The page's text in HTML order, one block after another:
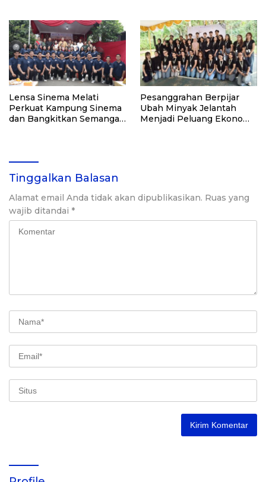
Lensa Sinema Melati
Perkuat Kampung Sinema
dan Bangkitkan Semangat
Pesanggrahan Berpijar
Ubah Minyak Jelantah
Menjadi Peluang Ekonomi
Tinggalkan Balasan
Alamat email Anda tidak akan dipublikasikan. Ruas yang
wajib ditandai *